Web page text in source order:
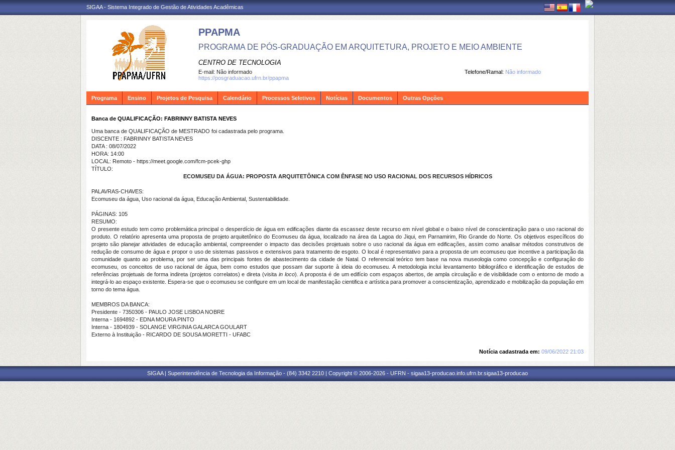
SIGAA - Sistema Integrado de Gestão de Atividades Acadêmicas
PPAPMA
PROGRAMA DE PÓS-GRADUAÇÃO EM ARQUITETURA, PROJETO E MEIO AMBIENTE
CENTRO DE TECNOLOGIA
Telefone/Ramal: Não informado
E-mail: Não informado
https://posgraduacao.ufrn.br/ppapma
Programa Ensino Projetos de Pesquisa Calendário Processos Seletivos Notícias Documentos Outras Opções
Banca de QUALIFICAÇÃO: FABRINNY BATISTA NEVES
Uma banca de QUALIFICAÇÃO de MESTRADO foi cadastrada pelo programa.
DISCENTE : FABRINNY BATISTA NEVES
DATA : 08/07/2022
HORA: 14:00
LOCAL: Remoto - https://meet.google.com/fcm-pcek-ghp
TÍTULO:
ECOMUSEU DA ÁGUA: PROPOSTA ARQUITETÔNICA COM ÊNFASE NO USO RACIONAL DOS RECURSOS HÍDRICOS
PALAVRAS-CHAVES:
Ecomuseu da água, Uso racional da água, Educação Ambiental, Sustentabilidade.
PÁGINAS: 105
RESUMO:
O presente estudo tem como problemática principal o desperdício de água em edificações diante da escassez deste recurso em nível global e o baixo nível de conscientização para o uso racional do
produto. O relatório apresenta uma proposta de projeto arquitetônico do Ecomuseu da água, localizado na área da Lagoa do Jiqui, em Parnamirim, Rio Grande do Norte. Os objetivos específicos do
projeto são planejar atividades de educação ambiental, compreender o impacto das decisões projetuais sobre o uso racional da água em edificações, assim como analisar métodos construtivos de
redução de consumo de água e propor o uso de sistemas passivos e extensivos para tratamento de esgoto. O local é representativo para a proposta de um ecomuseu que incentive a participação da
comunidade quanto ao problema, por ser uma das principais fontes de abastecimento da cidade de Natal. O referencial teórico tem base na nova museologia como concepção e configuração do
ecomuseu, os conceitos de uso racional de água, bem como estudos que possam dar suporte à ideia do ecomuseu. A metodologia inclui levantamento bibliográfico e identificação de estudos de
referências projetuais de forma indireta (projetos correlatos) e direta (visita in loco) .A proposta é de um edifício com espaços abertos, de ampla circulação e de visibilidade com o entorno de modo a
integrá-lo ao espaço existente. Espera-se que o ecomuseu se configure em um local de manifestação cientifica e artística para promover a conscientização, aprendizado e mobilização da população em
torno do tema água.
MEMBROS DA BANCA:
Presidente - 7350306 - PAULO JOSE LISBOA NOBRE
Interna - 1694892 - EDNA MOURA PINTO
Interna - 1804939 - SOLANGE VIRGINIA GALARCA GOULART
Externo à Instituição - RICARDO DE SOUSA MORETTI - UFABC
Notícia cadastrada em: 09/06/2022 21:03
SIGAA | Superintendência de Tecnologia da Informação - (84) 3342 2210 | Copyright © 2006-2026 - UFRN - sigaa13-producao.info.ufrn.br.sigaa13-producao